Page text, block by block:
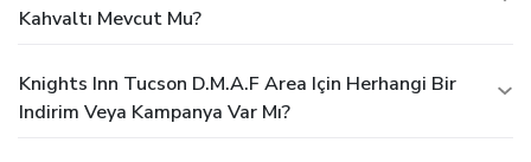
Kahvaltı Mevcut Mu?
Knights Inn Tucson D.M.A.F Area Için Herhangi Bir
Indirim Veya Kampanya Var Mı?